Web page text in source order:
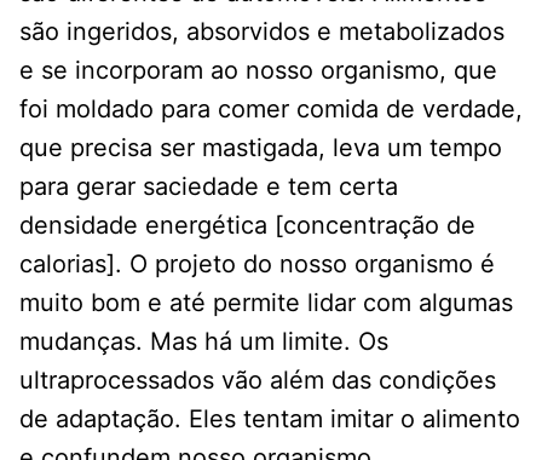
são ingeridos, absorvidos e metabolizados
e se incorporam ao nosso organismo, que
foi moldado para comer comida de verdade,
que precisa ser mastigada, leva um tempo
para gerar saciedade e tem certa
densidade energética [concentração de
calorias]. O projeto do nosso organismo é
muito bom e até permite lidar com algumas
mudanças. Mas há um limite. Os
ultraprocessados vão além das condições
de adaptação. Eles tentam imitar o alimento